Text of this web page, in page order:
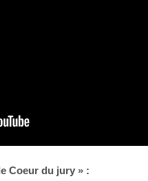
Coeur du jury » :